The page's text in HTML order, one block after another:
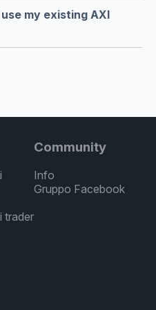
my existing AXI
trader
Community
Info
Gruppo Facebook